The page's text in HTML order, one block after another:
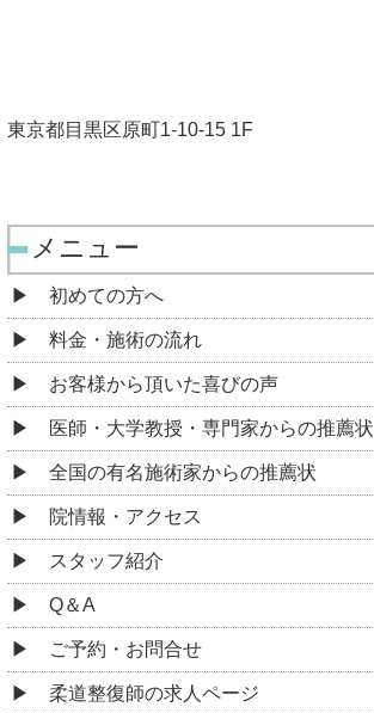
東京都目黒区原町1-10-15 1F
メニュー
初めての方へ
料金・施術の流れ
お客様から頂いた喜びの声
医師・大学教授・専門家からの推薦状
全国の有名施術家からの推薦状
院情報・アクセス
スタッフ紹介
Q＆A
ご予約・お問合せ
柔道整復師の求人ページ